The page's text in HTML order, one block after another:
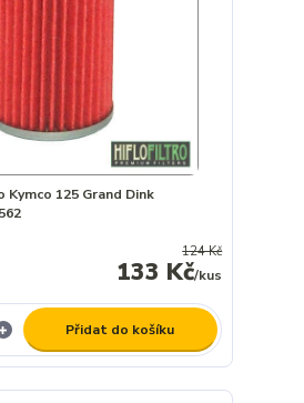
125 Grand Dink
124 Kč
133 Kč/kus
Přidat do košíku